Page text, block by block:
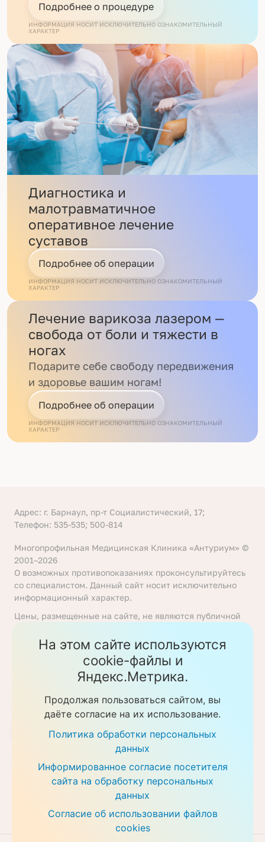
Подробнее о процедуре
ИНФОРМАЦИЯ НОСИТ ИСКЛЮЧИТЕЛЬНО ОЗНАКОМИТЕЛЬНЫЙ
ХАРАКТЕР
Диагностика и
малотравматичное
оперативное лечение
суставов
Подробнее об операции
ИНФОРМАЦИЯ НОСИТ ИСКЛЮЧИТЕЛЬНО ОЗНАКОМИТЕЛЬНЫЙ
ХАРАКТЕР
Лечение варикоза лазером —
свобода от боли и тяжести в
ногах
Подарите себе свободу передвижения
и здоровье вашим ногам!
Подробнее об операции
ИНФОРМАЦИЯ НОСИТ ИСКЛЮЧИТЕЛЬНО ОЗНАКОМИТЕЛЬНЫЙ
ХАРАКТЕР
Адрес: г. Барнаул, пр-т Социалистический, 17;
Телефон: 535-535; 500-814
Многопрофильная Медицинская Клиника «Антуриум» ©
2001–2026
О возможных противопоказаниях проконсультируйтесь
со специалистом. Данный сайт носит исключительно
информационный характер.
Цены, размещенные на сайте, не являются публичной
Гражданского кодекса Российской Федерации. Перед
получением услуги необходимо уточнять цены у
ответственных сотрудников клиники. Предоставление
услуг осуществляется на основании договора об
Политика обработки персональных данных
Скачать прайс-листы
На этом сайте используются
cookie-файлы и
Яндекс.Метрика.
Продолжая пользоваться сайтом, вы
даёте согласие на их использование.
Политика обработки персональных
данных
Информированное согласие посетителя
сайта на обработку персональных
данных
Согласие об использовании файлов
cookies